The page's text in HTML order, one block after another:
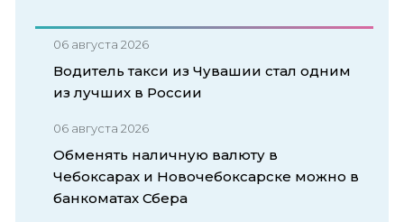
06 августа 2026
Водитель такси из Чувашии стал одним
из лучших в России
06 августа 2026
Обменять наличную валюту в
Чебоксарах и Новочебоксарске можно в
банкоматах Сбера